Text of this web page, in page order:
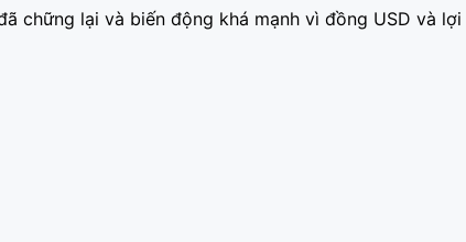
chững lại và biến động khá mạnh vì đồng USD và lợi